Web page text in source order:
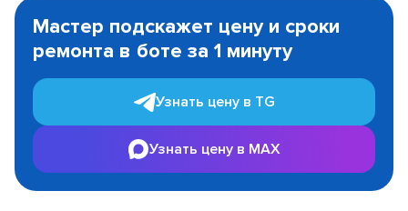
1
Мастер подскажет цену и сроки
ремонта в боте за 1 минуту
Узнать цену в TG
Узнать цену в MAX